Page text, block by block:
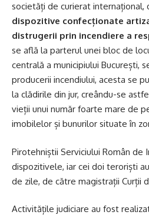
societăți de curierat internațional,
dispozitive confecționate
distrugerii prin incendiere a
se află la parterul unei bloc de
centrală a municipiului București,
producerii incendiului, acesta se
la clădirile din jur, creându-se
vieții unui număr foarte mare de
imobilelor și bunurilor situate în
Pirotehniștii Serviciului Român de
dispozitivele, iar cei doi teroriști
de zile, de către magistrații Curții
Activitățile judiciare au fost